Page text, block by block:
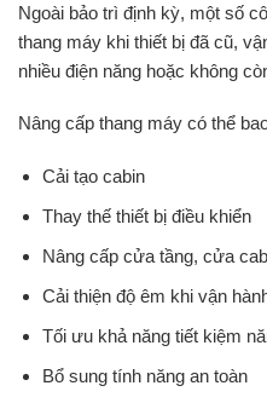
Ngoài bảo trì định kỳ, một số
thang máy khi thiết bị đã cũ,
nhiều điện năng hoặc không
Nâng cấp thang máy có thể
Cải tạo cabin
Thay thế thiết bị điều khiển
Nâng cấp cửa tầng, cửa
Cải thiện độ êm khi vận
Tối ưu khả năng tiết kiệm
Bổ sung tính năng an toàn